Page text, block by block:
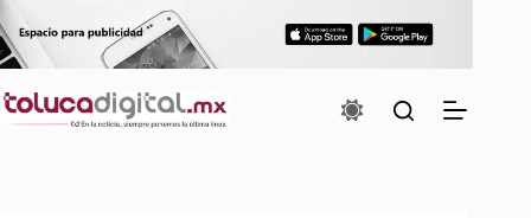
Saltar
al
contenido